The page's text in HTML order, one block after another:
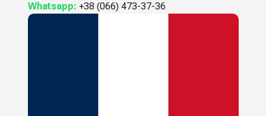
Whatsapp: +38 (066) 473-37-36